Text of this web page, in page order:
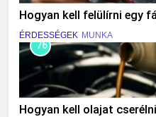
Hogyan kell felülírni egy
ÉRDESSÉGEK MUNKA
76
Hogyan kell olajat